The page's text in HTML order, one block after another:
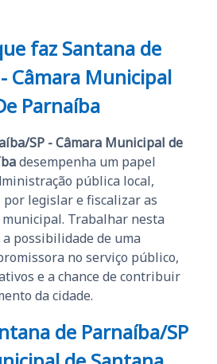
faz Santana de
Câmara Municipal
Parnaíba
SP - Câmara Municipal de
desempenha um papel
pública local,
legislar e fiscalizar as
municipal. Trabalhar nesta
possibilidade de uma
no serviço público,
e a chance de contribuir
da cidade.
de Parnaíba/SP